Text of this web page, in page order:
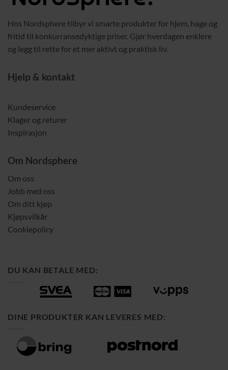
Hos Nordsphere tilbyr vi smarte produkter for hjem, hage og
fritid til konkurransedyktige priser. Gjør hverdagen enklere
og legg til rette for et mer aktivt og praktisk liv.
Hjelp & kontakt
Kundeservice
Klager og returer
Inspirasjon
Om Nordsphere
Om oss
Jobb med oss
Om ditt kjøp
Kjøpsvilkår
Cookiepolicy
DU KAN BETALE MED:
DINE PRODUKTER KAN LEVERES MED: